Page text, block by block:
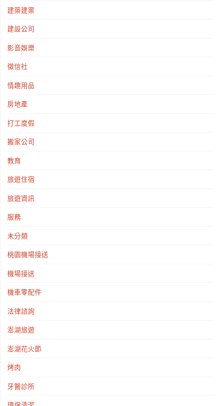
建築建案
建設公司
影音娛樂
徵信社
情趣用品
房地產
打工度假
搬家公司
教育
旅遊住宿
旅遊資訊
服務
未分類
桃園機場接送
機場接送
機車零配件
法律諮詢
澎湖旅遊
澎湖花火節
烤肉
牙醫診所